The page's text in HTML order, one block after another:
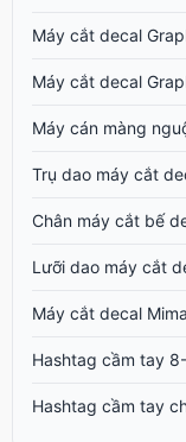
Máy cắt decal
Máy cắt decal
Máy cán màng
Trụ dao máy cắt
Chân máy cắt bế
Lưỡi dao máy cắt
Máy cắt decal
Hashtag cầm tay
Hashtag cầm tay